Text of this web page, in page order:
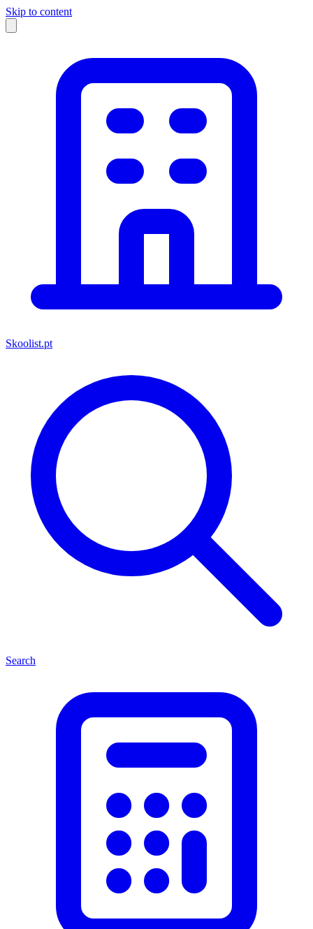
Skip to content
Skoolist.pt
Search